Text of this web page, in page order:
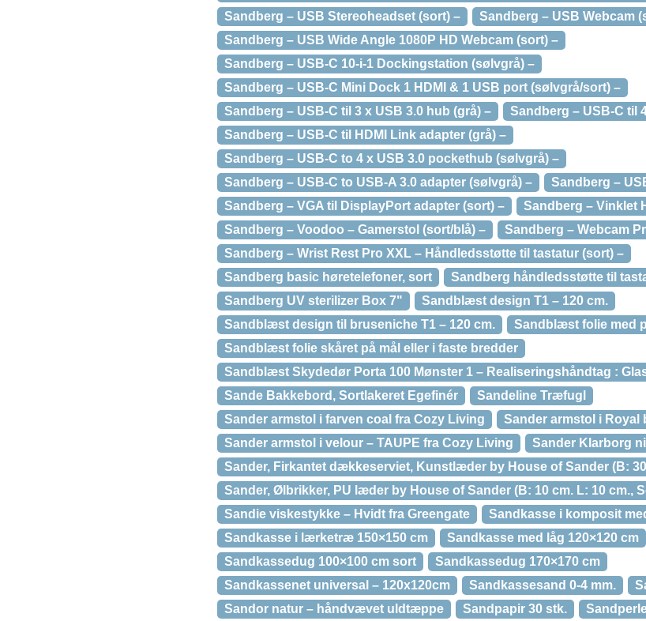
Sandberg – USB Stereoheadset (sort) –
Sandberg – USB Webcam
Sandberg – USB Wide Angle 1080P HD Webcam (sort) –
Sandberg – USB-C 10-i-1 Dockingstation (sølvgrå) –
Sandberg – USB-C Mini Dock 1 HDMI & 1 USB port (sølvgrå/sort) –
Sandberg – USB-C til 3 x USB 3.0 hub (grå) –
Sandberg – USB-C til
Sandberg – USB-C til HDMI Link adapter (grå) –
Sandberg – USB-C to 4 x USB 3.0 pockethub (sølvgrå) –
Sandberg – USB-C to USB-A 3.0 adapter (sølvgrå) –
Sandberg –
Sandberg – VGA til DisplayPort adapter (sort) –
Sandberg – Vinklet
Sandberg – Voodoo – Gamerstol (sort/blå) –
Sandberg – Webcam
Sandberg – Wrist Rest Pro XXL – Håndledsstøtte til tastatur (sort) –
Sandberg basic høretelefoner, sort
Sandberg håndledsstøtte til
Sandberg UV sterilizer Box 7"
Sandblæst design T1 – 120 cm.
Sandblæst design til bruseniche T1 – 120 cm.
Sandblæst folie med
Sandblæst folie skåret på mål eller i faste bredder
Sandblæst Skydedør Porta 100 Mønster 1 – Realiseringshåndtag :
Sande Bakkebord, Sortlakeret Egefinér
Sandeline Træfugl
Sander armstol i farven coal fra Cozy Living
Sander armstol i Royal
Sander armstol i velour – TAUPE fra Cozy Living
Sander Klarborg
Sander, Firkantet dækkeserviet, Kunstlæder by House of Sander (B:
Sander, Ølbrikker, PU læder by House of Sander (B: 10 cm. L: 10 cm.,
Sandie viskestykke – Hvidt fra Greengate
Sandkasse i komposit
Sandkasse i lærketræ 150×150 cm
Sandkasse med låg 120×120 cm
Sandkassedug 100×100 cm sort
Sandkassedug 170×170 cm
Sandkassenet universal – 120x120cm
Sandkassesand 0-4 mm.
Sandor natur – håndvævet uldtæppe
Sandpapir 30 stk.